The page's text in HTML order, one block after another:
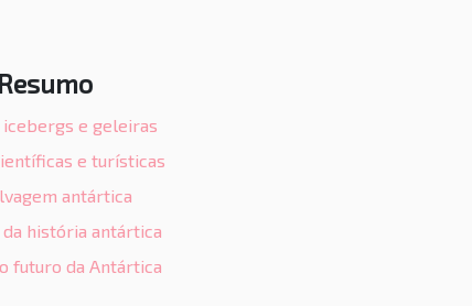
Resumo
icebergs e geleiras
e turísticas
antártica
história antártica
futuro da Antártica